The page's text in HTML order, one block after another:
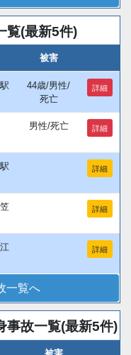
覧(最新5件)
被害
44歳/男性/
死亡
詳細
男性/死亡 詳細
詳細
詳細
詳細
一覧へ
事故一覧(最新5件)